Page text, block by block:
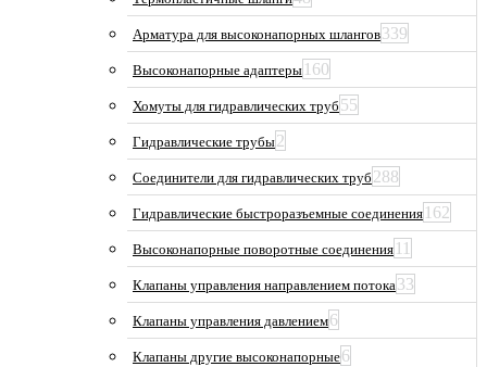
Арматура для высоконапорных шлангов339
Высоконапорные адаптеры 160
Хомуты для гидравлических труб 55
Гидравлические трубы2
Соединители для гидравлических труб 288
Гидравлические быстроразъемные соединения 162
Высоконапорные поворотные соединения 11
Клапаны управления направлением потока33
Клапаны управления давлением6
Клапаны другие высоконапорные6